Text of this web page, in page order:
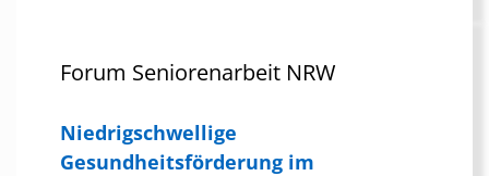
Forum Seniorenarbeit NRW
Niedrigschwellige
Gesundheitsförderung im